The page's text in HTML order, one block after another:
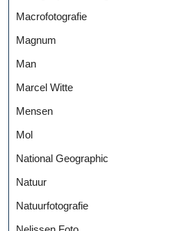
Macrofotografie
Magnum
Man
Marcel Witte
Mensen
Mol
National Geographic
Natuur
Natuurfotografie